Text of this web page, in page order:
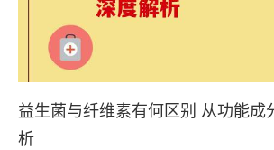
益生菌与纤维素有何区别 从功能成
析